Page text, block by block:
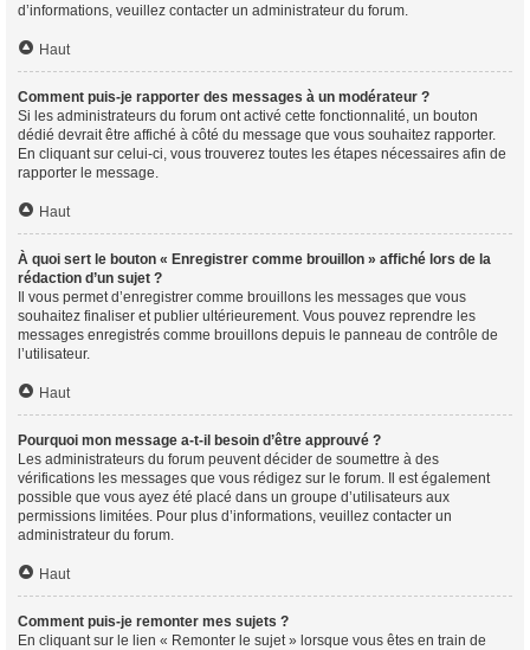
d’informations, veuillez contacter un administrateur du forum.
Haut
Comment puis-je rapporter des messages à un modérateur ?
Si les administrateurs du forum ont activé cette fonctionnalité, un bouton
dédié devrait être affiché à côté du message que vous souhaitez rapporter.
En cliquant sur celui-ci, vous trouverez toutes les étapes nécessaires afin de
rapporter le message.
Haut
À quoi sert le bouton « Enregistrer comme brouillon » affiché lors de la
rédaction d’un sujet ?
Il vous permet d’enregistrer comme brouillons les messages que vous
souhaitez finaliser et publier ultérieurement. Vous pouvez reprendre les
messages enregistrés comme brouillons depuis le panneau de contrôle de
l’utilisateur.
Haut
Pourquoi mon message a-t-il besoin d’être approuvé ?
Les administrateurs du forum peuvent décider de soumettre à des
vérifications les messages que vous rédigez sur le forum. Il est également
possible que vous ayez été placé dans un groupe d’utilisateurs aux
permissions limitées. Pour plus d’informations, veuillez contacter un
administrateur du forum.
Haut
Comment puis-je remonter mes sujets ?
En cliquant sur le lien « Remonter le sujet » lorsque vous êtes en train de